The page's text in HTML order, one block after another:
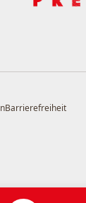
Barrierefreiheit